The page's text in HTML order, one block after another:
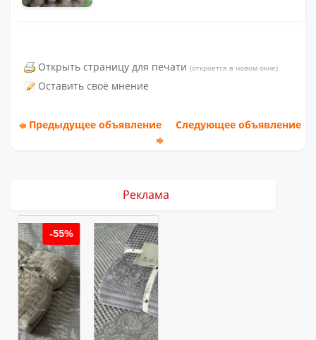
Открыть страницу для печати (откроется в новом окне)
Оставить своё мнение
Предыдущее объявление Следующее объявление
Реклама
-55%